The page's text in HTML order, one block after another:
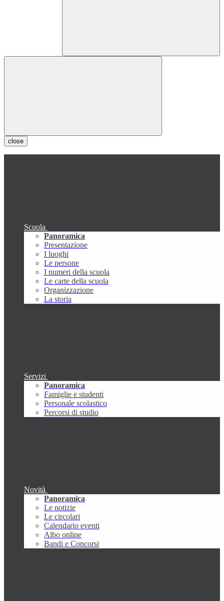
close
Scuola
Panoramica
Presentazione
I luoghi
Le persone
I numeri della scuola
Le carte della scuola
Organizzazione
La storia
Servizi
Panoramica
Famiglie e studenti
Personale scolastico
Percorsi di studio
Novità
Panoramica
Le notizie
Le circolari
Calendario eventi
Albo online
Bandi e Concorsi